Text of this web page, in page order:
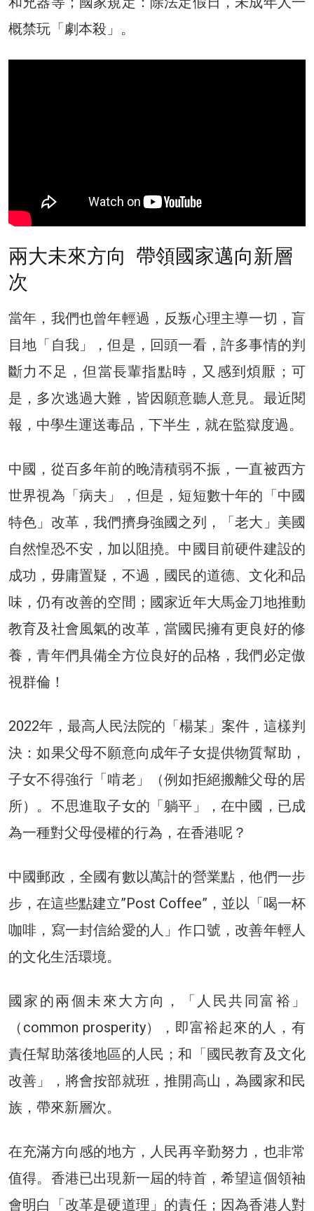
概禁玩「劇本殺」。
兩大未來方向 帶領國家邁向新層
次
當年，我們也曾年輕過，反叛心理主導一切，盲
目地「自我」，但是，回頭一看，許多事情的判
斷力不足，但當長輩指點時，又感到煩厭；可
是，多次逃過大難，皆因願意聽人意見。最近閱
報，中學生運送毒品，下半生，就在監獄度過。
中國，從百多年前的晚清積弱不振，一直被西方
世界視為「病夫」，但是，短短數十年的「中國
特色」改革，我們擠身強國之列，「老大」美國
自然惶恐不安，加以阻撓。中國目前硬件建設的
成功，毋庸置疑，不過，國民的道德、文化和品
味，仍有改善的空間；國家近年大馬金刀地推動
教育及社會風氣的改革，當國民擁有更良好的修
養，青年們具備全方位良好的品格，我們必定傲
視群倫！
2022年，最高人民法院的「楊某」案件，這樣判
決：如果父母不願意向成年子女提供物質幫助，
子女不得強行「啃老」（例如拒絕搬離父母的居
所）。不思進取子女的「躺平」，在中國，已成
為一種對父母侵權的行為，在香港呢？
中國郵政，全國有數以萬計的營業點，他們一步
步，在這些點建立”Post Coffee”，並以「喝一杯
咖啡，寫一封信給愛的人」作口號，改善年輕人
的文化生活環境。
國家的兩個未來大方向，「人民共同富裕」
（common prosperity），即富裕起來的人，有
責任幫助落後地區的人民；和「國民教育及文化
改善」，將會按部就班，推開高山，為國家和民
族，帶來新層次。
在充滿方向感的地方，人民再辛勤努力，也非常
值得。香港已出現新一屆的特首，希望這個領袖
會明白「改革是硬道理」的責任；因為香港人對